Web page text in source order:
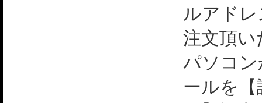
ルアド
注文頂い
パソコ
ールを【